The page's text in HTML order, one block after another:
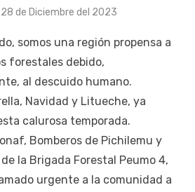
Publicado
28 de Diciembre del 2023
somos una región propensa a
forestales debido,
al descuido humano.
Navidad y Litueche, ya
calurosa temporada.
Bomberos de Pichilemu y
la Brigada Forestal Peumo 4,
urgente a la comunidad a